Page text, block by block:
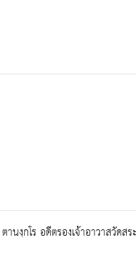
งฺกโร อดีตรองเจ้าอาวาสวัดส